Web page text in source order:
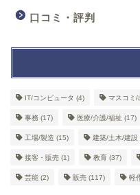
口コミ・評判
IT/コンピュータ (4) マスコミ/
事務 (17) 医療/介護/福祉 (17)
工場/製造 (15) 建築/土木/建設
接客・販売 (1) 教育 (37)
芸能 (2) 販売 (117) 軽